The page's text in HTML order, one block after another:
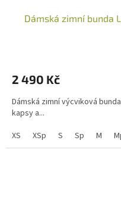
Dámská zimní bunda
2 490 Kč
Dámská zimní výcviková
kapsy a...
XS
XSp S Sp M